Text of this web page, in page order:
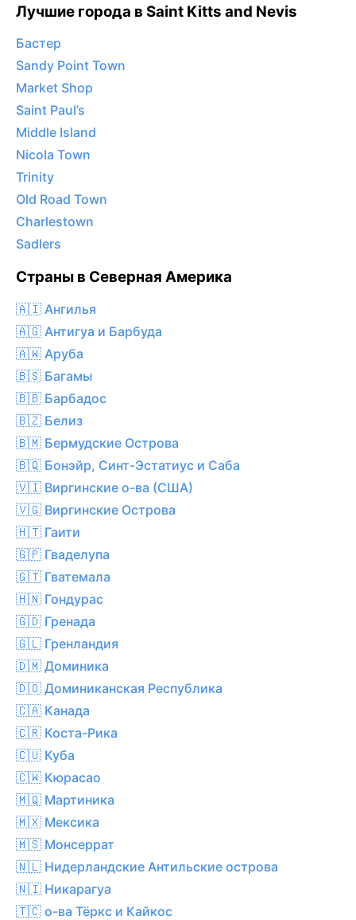
Лучшие города в Saint Kitts and Nevis
Бастер
Sandy Point Town
Market Shop
Saint Paul’s
Middle Island
Nicola Town
Trinity
Old Road Town
Charlestown
Sadlers
Страны в Северная Америка
🇦🇮 Ангилья
🇦🇬 Антигуа и Барбуда
🇦🇼 Аруба
🇧🇸 Багамы
🇧🇧 Барбадос
🇧🇿 Белиз
🇧🇲 Бермудские Острова
🇧🇶 Бонэйр, Синт-Эстатиус и Саба
🇻🇮 Виргинские о-ва (США)
🇻🇬 Виргинские Острова
🇭🇹 Гаити
🇬🇵 Гваделупа
🇬🇹 Гватемала
🇭🇳 Гондурас
🇬🇩 Гренада
🇬🇱 Гренландия
🇩🇲 Доминика
🇩🇴 Доминиканская Республика
🇨🇦 Канада
🇨🇷 Коста-Рика
🇨🇺 Куба
🇨🇼 Кюрасао
🇲🇶 Мартиника
🇲🇽 Мексика
🇲🇸 Монсеррат
🇳🇱 Нидерландские Антильские острова
🇳🇮 Никарагуа
🇹🇨 о-ва Тёркс и Кайкос